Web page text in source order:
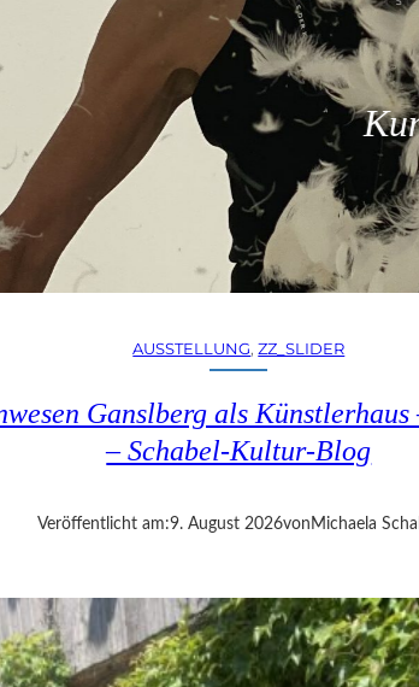
AUSSTELLUNG, ZZ_SLIDER
Ganslberg als
– Schabel-Kultur-Blog
Veröffentlicht am:9. August 2026von Michaela